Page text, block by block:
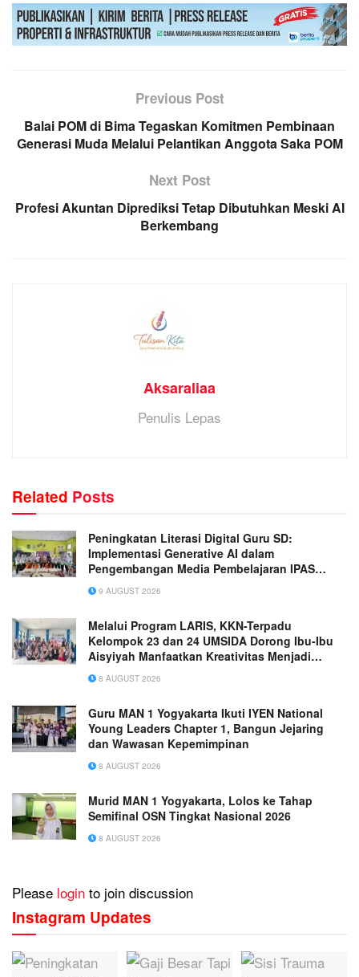
Previous Post
Balai POM di Bima Tegaskan Komitmen Pembinaan
Generasi Muda Melalui Pelantikan Anggota Saka POM
Next Post
Profesi Akuntan Diprediksi Tetap Dibutuhkan Meski AI
Berkembang
Aksaraliaa
Penulis Lepas
Related Posts
Peningkatan Literasi Digital Guru SD:
Implementasi Generative AI dalam
Pengembangan Media Pembelajaran IPAS
Terpadu yang Inovatif
9 AUGUST 2026
Melalui Program LARIS, KKN-Terpadu
Kelompok 23 dan 24 UMSIDA Dorong Ibu-Ibu
Aisyiyah Manfaatkan Kreativitas Menjadi
Peluang Usaha
8 AUGUST 2026
Guru MAN 1 Yogyakarta Ikuti IYEN National
Young Leaders Chapter 1, Bangun Jejaring
dan Wawasan Kepemimpinan
8 AUGUST 2026
Murid MAN 1 Yogyakarta, Lolos ke Tahap
Semifinal OSN Tingkat Nasional 2026
8 AUGUST 2026
Please login to join discussion
Instagram Updates